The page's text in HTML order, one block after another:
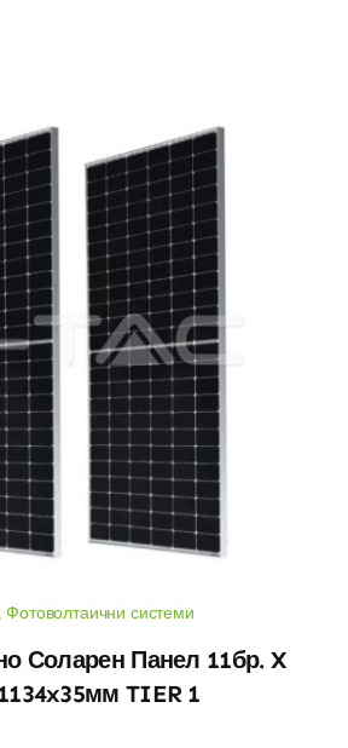
,Фотоволтаични системи
Соларен Панел 11бр. X
TIER 1